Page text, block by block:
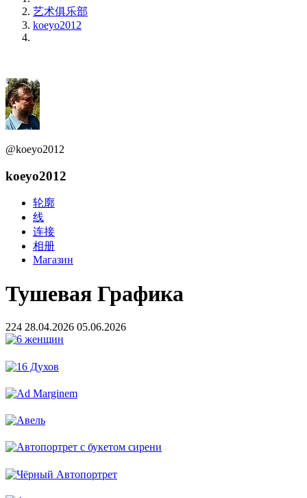
艺术俱乐部
koeyo2012
@koeyo2012
koeyo2012
轮廓
线
连接
相册
Магазин
Тушевая Графика
224 28.04.2026 05.06.2026